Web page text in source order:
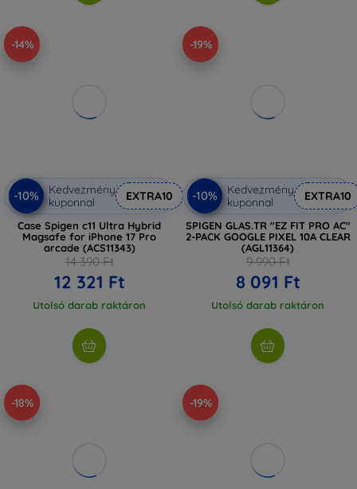
-14%
-10%
Kedvezmény
kuponnal
EXTRA10
Case Spigen c11 Ultra Hybrid
Magsafe for iPhone 17 Pro
arcade (ACS11343)
14 390 Ft
12 321 Ft
Utolsó darab raktáron
-19%
-10%
Kedvezmény
kuponnal
EXTRA10
SPIGEN GLAS.TR "EZ FIT PRO AC"
2-PACK GOOGLE PIXEL 10A CLEAR
(AGL11364)
9 990 Ft
8 091 Ft
Utolsó darab raktáron
-18% -19%